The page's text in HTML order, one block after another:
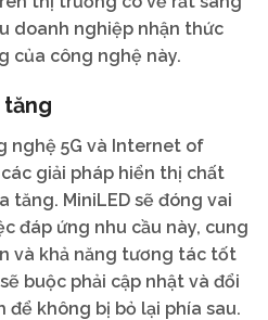
doanh nghiệp nhận thức
của công nghệ này.
tăng
nghệ 5G và Internet of
giải pháp hiển thị chất
tăng. MiniLED sẽ đóng vai
đáp ứng nhu cầu này, cung
và khả năng tương tác tốt
buộc phải cập nhật và đổi
để không bị bỏ lại phía sau.